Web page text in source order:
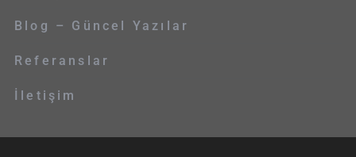
Blog – Güncel Yazılar
Referanslar
İletişim